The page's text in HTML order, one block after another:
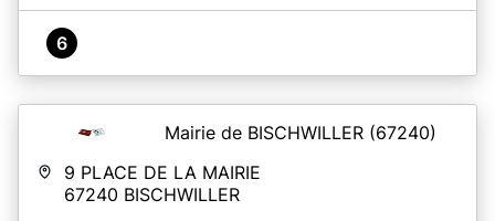
6
Mairie de BISCHWILLER (67240)
9 PLACE DE LA MAIRIE
67240 BISCHWILLER